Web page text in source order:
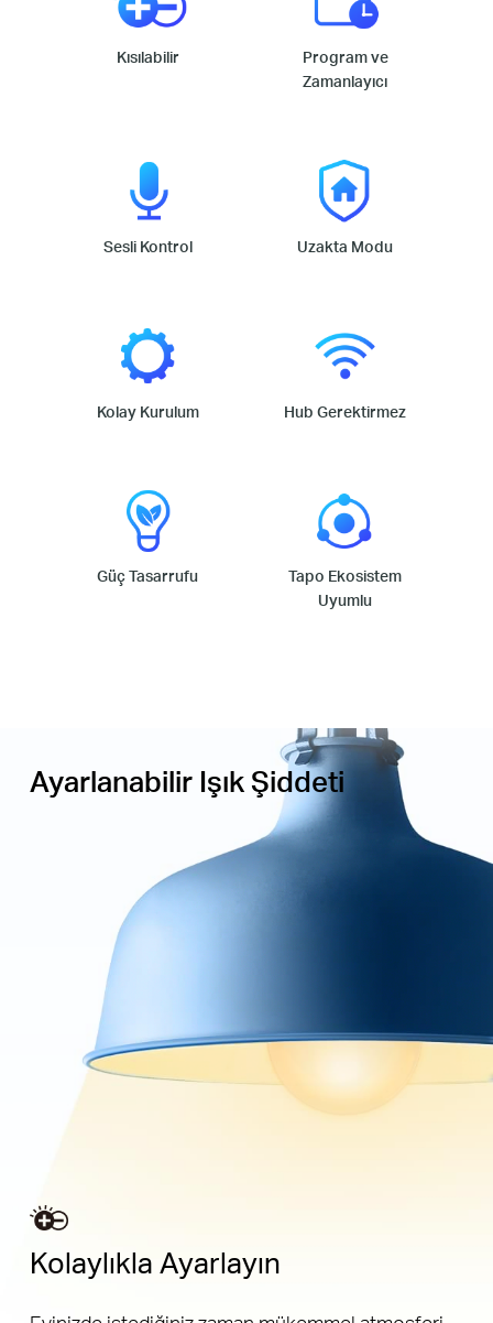
Kısılabilir
Program ve
Zamanlayıcı
Sesli Kontrol Uzakta Modu
Kolay Kurulum Hub Gerektirmez
Güç Tasarrufu
Tapo Ekosistem
Uyumlu
Ayarlanabilir Işık Şiddeti
Kolaylıkla Ayarlayın